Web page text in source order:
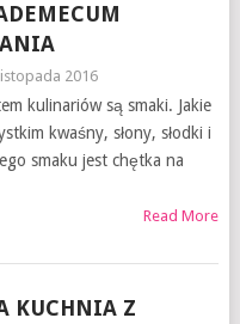
2016
kulinariów są smaki. Jakie
kwaśny, słony, słodki i
smaku jest chętka na
Read More
KUCHNIA Z